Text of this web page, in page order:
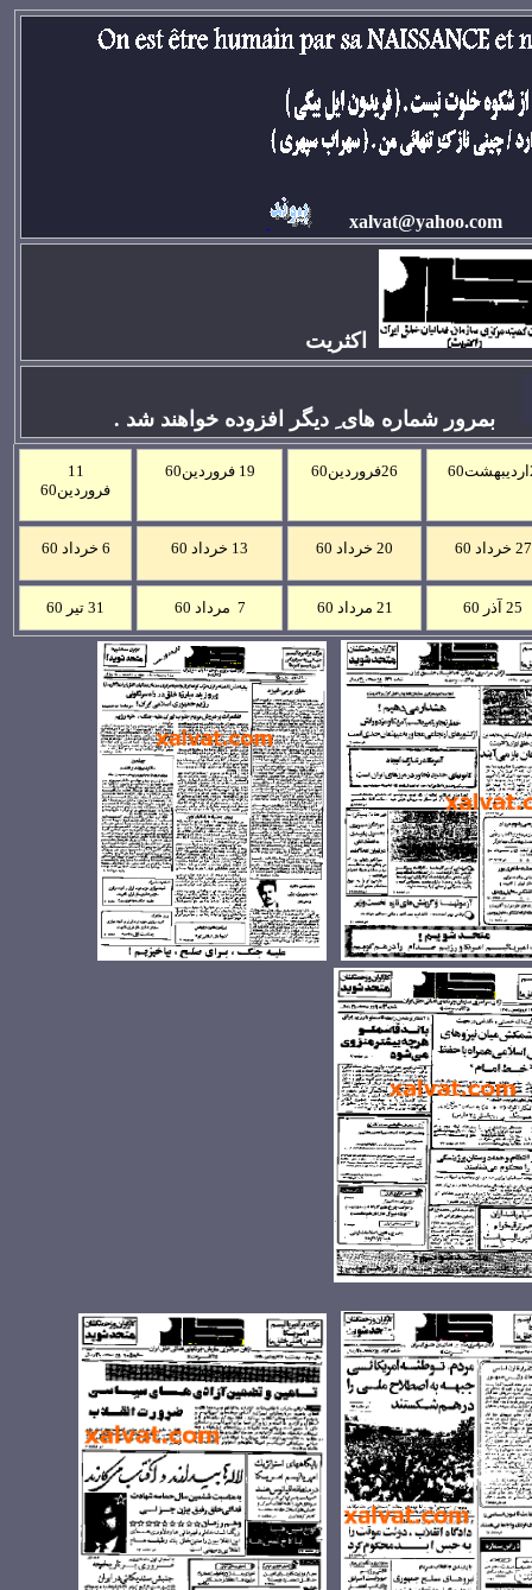
xalvat@yahoo.com
اکثريت
بمرور شماره های ِ ديگر افزوده خواهند شد .
0 26فروردين6 0 19 فروردين6 0
11
فروردين60
27 خرداد 60 20 خرداد 60 13 خرداد 60 6 خرداد 60
25 آذر 60 21 مرداد 60
7 مرداد 60
31 تير 60